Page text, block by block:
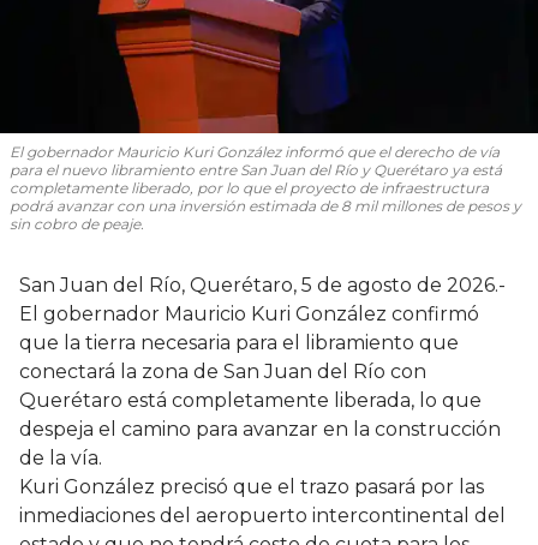
El gobernador Mauricio Kuri González informó que el derecho de vía
para el nuevo libramiento entre San Juan del Río y Querétaro ya está
completamente liberado, por lo que el proyecto de infraestructura
podrá avanzar con una inversión estimada de 8 mil millones de pesos y
sin cobro de peaje.
San Juan del Río, Querétaro, 5 de agosto de 2026.-
El gobernador Mauricio Kuri González confirmó
que la tierra necesaria para el libramiento que
conectará la zona de San Juan del Río con
Querétaro está completamente liberada, lo que
despeja el camino para avanzar en la construcción
de la vía.
Kuri González precisó que el trazo pasará por las
inmediaciones del aeropuerto intercontinental del